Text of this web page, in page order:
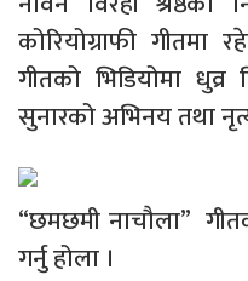
कोरियोग्राफी
गीतको भिडियोमा
सुनारको अभिनय तथा
“छमछमी नाचौला”
गर्नु होला ।